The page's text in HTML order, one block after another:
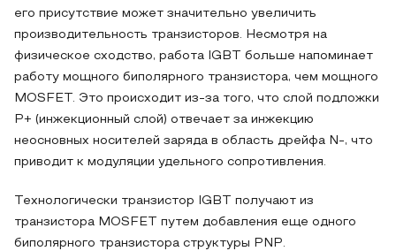
его присутствие может значительно увеличить
производительность транзисторов. Несмотря на
физическое сходство, работа IGBT больше напоминает
работу мощного биполярного транзистора, чем мощного
MOSFET. Это происходит из-за того, что слой подложки
P+ (инжекционный слой) отвечает за инжекцию
неосновных носителей заряда в область дрейфа N-, что
приводит к модуляции удельного сопротивления.
Технологически транзистор IGBT получают из
транзистора MOSFET путем добавления еще одного
биполярного транзистора структуры PNP.